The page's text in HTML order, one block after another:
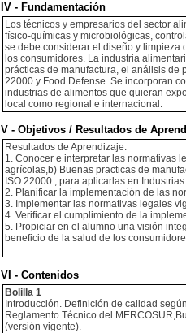
IV - Fundamentación
Los técnicos y empresarios del sector
físico-químicas y microbiológicas,
se debe considerar el diseño y limpieza
los consumidores. La industria
prácticas de manufactura, el análisis de
22000 y Food Defense. Se incorporan
industrias de alimentos que quieran
local como regional e internacional.
V - Objetivos / Resultados de
Resultados de Aprendizaje:
1. Conocer e interpretar las normativas
agrícolas,b) Buenas practicas de
ISO 22000 , para aplicarlas en
2. Planificar la implementación de las
3. Implementar las normativas legales
4. Verificar el cumplimiento de la
5. Propiciar en el alumno una visión
beneficio de la salud de los
VI - Contenidos
Bolilla 1
Introducción. Definición de calidad
Reglamento Técnico del
(versión vigente).